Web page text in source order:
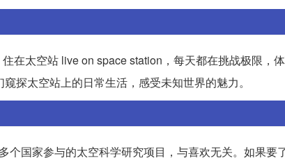
在太空站 live on space station，每天都在挑战极限，
探太空站上的日常生活，感受未知世界的魅力。
国家参与的太空科学研究项目，与喜欢无关。如果要